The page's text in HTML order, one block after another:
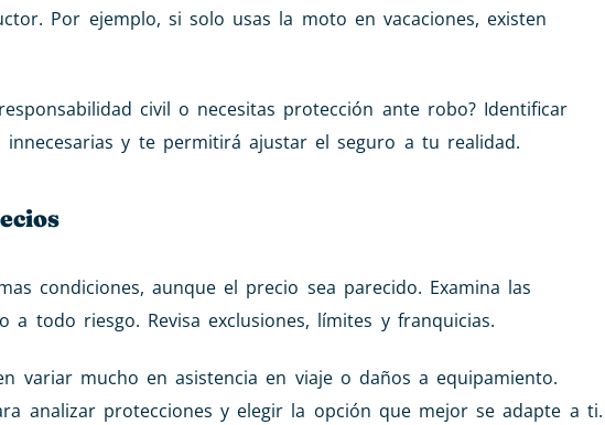
Por ejemplo, si solo usas la moto en vacaciones, existen
civil o necesitas protección ante robo? Identificar
y te permitirá ajustar el seguro a tu realidad.
condiciones, aunque el precio sea parecido. Examina las
todo riesgo. Revisa exclusiones, límites y franquicias.
variar mucho en asistencia en viaje o daños a equipamiento.
analizar protecciones y elegir la opción que mejor se adapte a ti.